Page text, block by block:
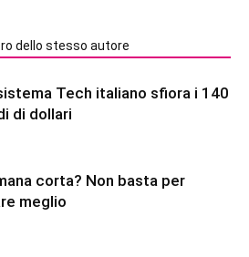
dello stesso autore
Tech italiano sfiora i 140
di dollari
corta? Non basta per
meglio